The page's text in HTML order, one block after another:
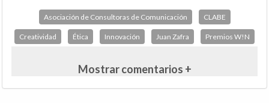
Asociación de Consultoras de Comunicación CLABE
Creatividad Ética Innovación Juan Zafra Premios W!N
Mostrar comentarios +